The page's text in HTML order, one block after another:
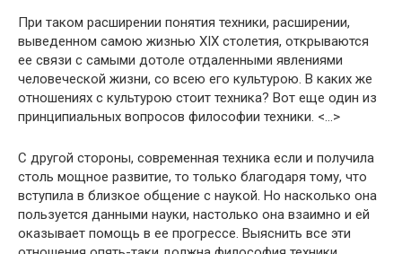
При таком расширении понятия техники, расширении,
выведенном самою жизнью XIX столетия, открываются
ее связи с самыми дотоле отдаленными явлениями
человеческой жизни, со всею его культурою. В каких же
отношениях с культурою стоит техника? Вот еще один из
принципиальных вопросов философии техники. <…>
С другой стороны, современная техника если и получила
столь мощное развитие, то только благодаря тому, что
вступила в близкое общение с наукой. Но насколько она
пользуется данными науки, настолько она взаимно и ей
оказывает помощь в ее прогрессе. Выяснить все эти